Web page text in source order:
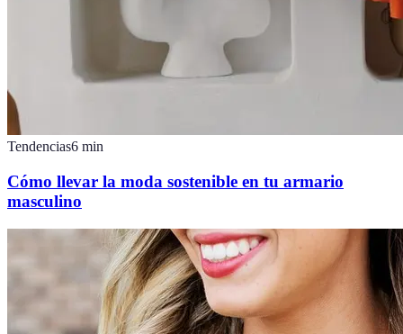
Tendencias6 min
Cómo llevar la moda sostenible en tu armario
masculino